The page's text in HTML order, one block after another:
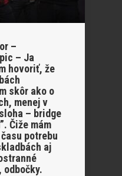
–
– Ja
hovoriť, že
skôr ako o
menej v
– bridge
Čiže mám
potrebu
aj
odbočky.